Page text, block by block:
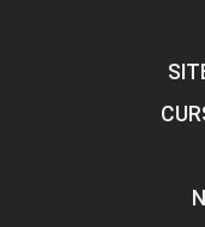
Decisões